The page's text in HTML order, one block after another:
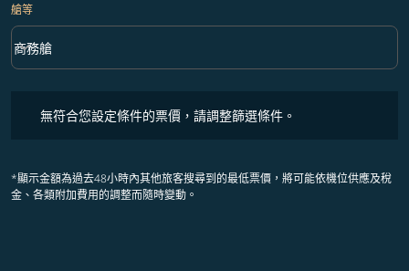
艙等
艙等 option 商務艙 Selected
商務艙
keyboard_arrow_down
無符合您設定條件的票價，請調整篩選條件。
*顯示金額為過去48小時內其他旅客搜尋到的最低票價，將可能依機位供應及稅
金、各類附加費用的調整而隨時變動。